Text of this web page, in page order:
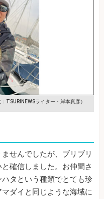
：TSURINEWSライター・岸本真彦）
せんでしたが、ブリブリ
確信しました。お仲間さ
タという種類でとても珍
ダイと同じような海域に